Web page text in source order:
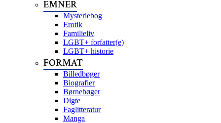
EMNER
Mysteriebog
Erotik
Familieliv
LGBT+ forfatter(e)
LGBT+ historie
FORMAT
Billedbøger
Biografier
Børnebøger
Digte
Faglitteratur
Manga